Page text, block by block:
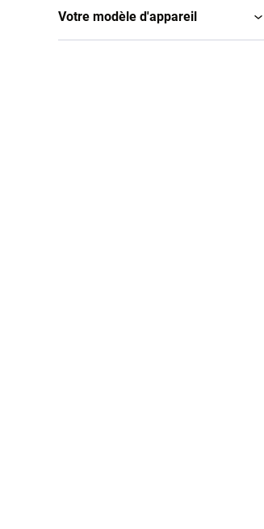
Votre modèle d'appareil